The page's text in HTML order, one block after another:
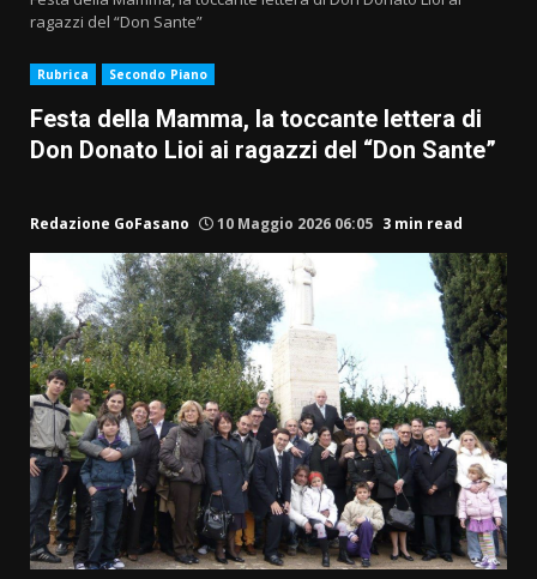
ragazzi del “Don Sante”
Rubrica Secondo Piano
Festa della Mamma, la toccante lettera di
Don Donato Lioi ai ragazzi del “Don Sante”
Redazione GoFasano 10 Maggio 2026 06:05 3 min read